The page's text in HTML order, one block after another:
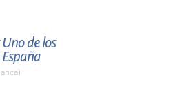
de los